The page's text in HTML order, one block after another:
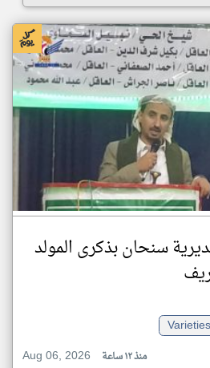
سنحان بذكرى المولد
Varieties
Aug 06, 2026
منذ ١٢ ساعة